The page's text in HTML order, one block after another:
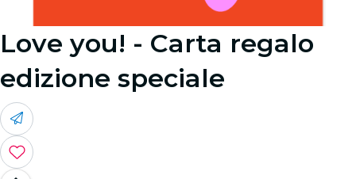
Love you! - Carta regalo
edizione speciale